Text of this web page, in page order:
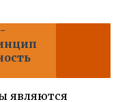
являются